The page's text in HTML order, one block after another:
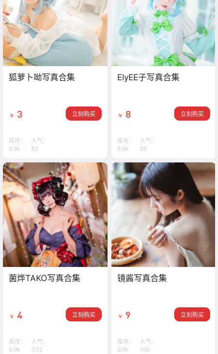
狐萝卜呦写真合集
￥ 3 立刻购买
库存：
9.9k
人气：
82
ElyEE子写真合集
￥ 8 立刻购买
库存：
9.9k
人气：
69
菌烨TAKO写真合集
￥ 4 立刻购买
库存：
9.9k
人气：
332
镜酱写真合集
￥ 9 立刻购买
库存：
9.9k
人气：
166